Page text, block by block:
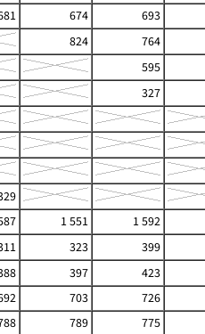
674 693
824 764
595
327
1 551 1 592
323 399
397 423
703 726
789 775